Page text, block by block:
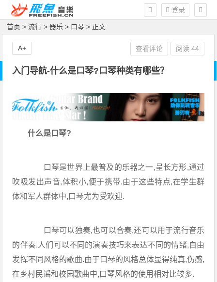
登录
首页 >流行 >器乐 > 口琴 > 正文
入门导航-什么是口琴?口琴种类有哪些？
什么是口琴?
口琴是世界上最普及的乐器之一,呈长方形,通过
吹吸发出声音,体积小,便于携带.由于这些特点,在学生群
体和军人群体中,口琴尤为受欢迎.
口琴可以独奏,也可以合奏,还可以用于流行音乐
的伴奏.人们可以不同的演奏技巧来表达不同的情绪,自由
发挥不同风格的歌曲.由于口琴的风格总体显得纯真,伤感,
在乡村民谣和校园歌曲中,口琴风格的使用相对比较多.
查看评论 阅读44
A+